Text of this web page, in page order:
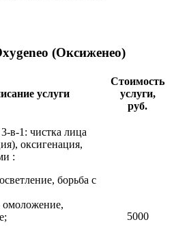
(Оксиженео)
услуги
Стоимость
услуги,
руб.
в-1: чистка лица
оксигенация,
:
борьба с
омоложение,
5000